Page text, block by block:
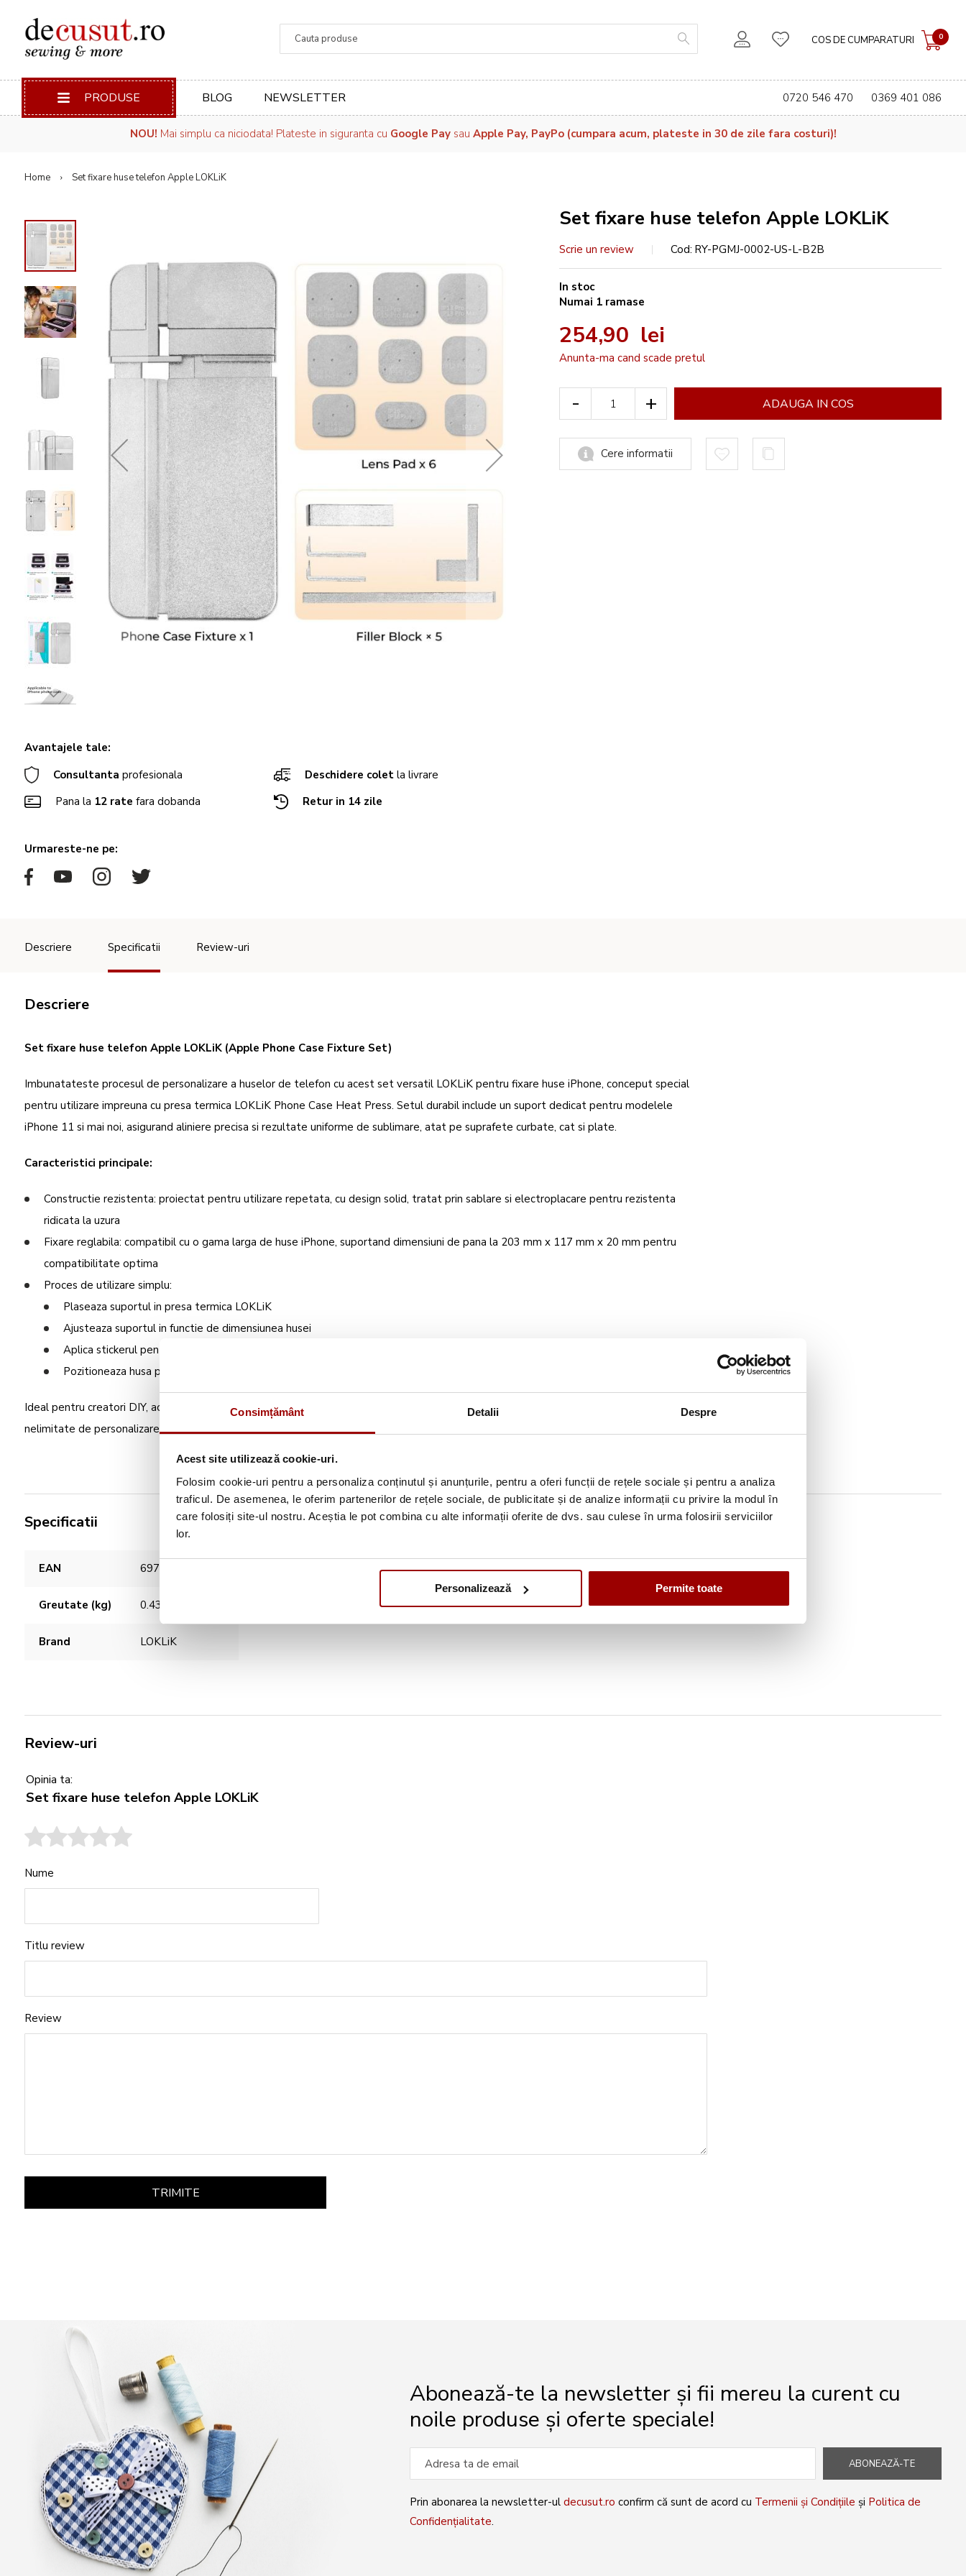
Consimțământ Detalii Despre
Acest site utilizează cookie-uri.
Folosim cookie-uri pentru a personaliza conținutul și anunțurile, pentru a oferi funcții de rețele sociale și pentru a analiza
traficul. De asemenea, le oferim partenerilor de rețele sociale, de publicitate și de analize informații cu privire la modul în
care folosiți site-ul nostru. Aceștia le pot combina cu alte informații oferite de dvs. sau culese în urma folosirii serviciilor
lor.
Personalizează Permite toate
COS DE CUMPARATURI 0
PRODUSE BLOG NEWSLETTER 0720 546 470 0369 401 086
NOU! Mai simplu ca niciodata! Plateste in siguranta cu Google Paysau Apple Pay, PayPo (cumpara acum, plateste in 30 de zile fara costuri)!
Home Set fixare huse telefon Apple LOKLiK
Avantajele tale:
Consultanta profesionala Deschidere colet la livrare
Pana la 12 rate fara dobanda Retur in 14 zile
Urmareste-ne pe:
Set fixare huse telefon Apple LOKLiK
Scrie un review Cod RY-PGMJ-0002-US-L-B2B
In stoc
Numai 1 ramase
254,90 lei
Anunta-ma cand scade pretul
- + ADAUGA IN COS
Cere informatii
Descriere Specificatii Review-uri
Descriere
Set fixare huse telefon Apple LOKLiK (Apple Phone Case Fixture Set)
Imbunatateste procesul de personalizare a huselor de telefon cu acest set versatil LOKLiK pentru fixare huse iPhone, conceput special
pentru utilizare impreuna cu presa termica LOKLiK Phone Case Heat Press. Setul durabil include un suport dedicat pentru modelele
iPhone 11 si mai noi, asigurand aliniere precisa si rezultate uniforme de sublimare, atat pe suprafete curbate, cat si plate.
Caracteristici principale:
Constructie rezistenta: proiectat pentru utilizare repetata, cu design solid, tratat prin sablare si electroplacare pentru rezistenta
ridicata la uzura
Fixare reglabila: compatibil cu o gama larga de huse iPhone, suportand dimensiuni de pana la 203 mm x 117 mm x 20 mm pentru
compatibilitate optima
Proces de utilizare simplu:
Plaseaza suportul in presa termica LOKLiK
Ajusteaza suportul in functie de dimensiunea husei
Aplica stickerul pentru lentila pe husa
Pozitioneaza husa pe suport si pregateste procesul de presare termica
Ideal pentru creatori DIY, acest set functioneaza perfect impreuna cu folia de sublimare LOKLiK si husele blank, oferind posibilitati
nelimitate de personalizare. Obtine rapid huse iPhone personalizate, cu rezultate precise si aspect profesional.
Specificatii
EAN
6976230009844
Greutate (kg) 0.43
Brand LOKLiK
Review-uri
Opinia ta:
Set fixare huse telefon Apple LOKLiK
Nume
Titlu review
Review
TRIMITE
Abonează-te la newsletter și fii mereu la curent cu
noile produse și oferte speciale!
ABONEAZĂ-TE
Prin abonarea la newsletter-ul decusut.ro confirm că sunt de acord cu Termenii și Condițiile și Politica de
Confidențialitate.